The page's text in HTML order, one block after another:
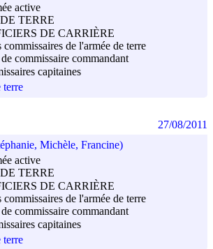
active
TERRE
DE CARRIÈRE
commissaires de l'armée de terre
commissaire commandant
capitaines
terre
Michèle, Francine)
active
TERRE
DE CARRIÈRE
commissaires de l'armée de terre
commissaire commandant
capitaines
terre
27/08/2011